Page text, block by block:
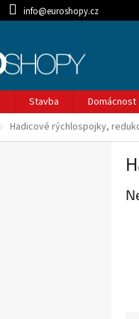
info@euroshopy.cz
Stavba Domácnost
Hadicové rýchlospojky,